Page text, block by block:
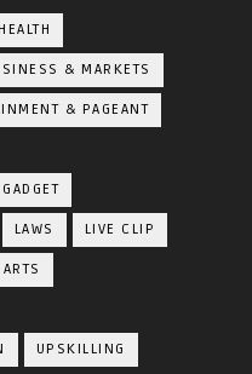
& MARKETS
& PAGEANT
GADGET
LAWS LIVE CLIP
UPSKILLING